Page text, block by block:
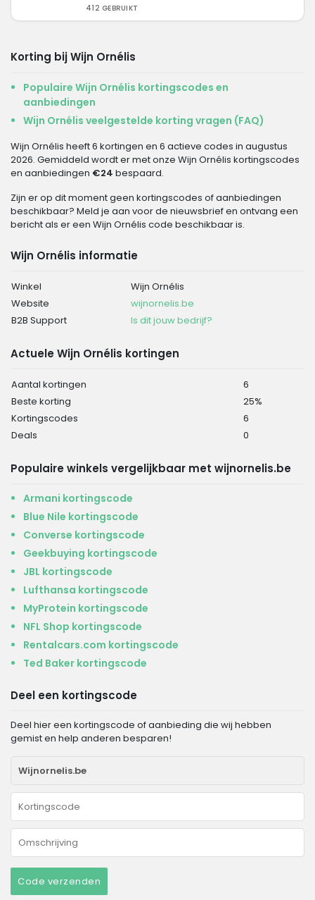
412 GEBRUIKT
Korting bij Wijn Ornélis
Populaire Wijn Ornélis kortingscodes en
aanbiedingen
Wijn Ornélis veelgestelde korting vragen (FAQ)
Wijn Ornélis heeft 6 kortingen en 6 actieve codes in augustus
2026. Gemiddeld wordt er met onze Wijn Ornélis kortingscodes
en aanbiedingen €24 bespaard.
Zijn er op dit moment geen kortingscodes of aanbiedingen
beschikbaar? Meld je aan voor de nieuwsbrief en ontvang een
bericht als er een Wijn Ornélis code beschikbaar is.
Wijn Ornélis informatie
Winkel
Wijn Ornélis
Website
wijnornelis.be
B2B Support
Is dit jouw bedrijf?
Actuele Wijn Ornélis kortingen
Aantal kortingen
6
Beste korting
25%
Kortingscodes
6
Deals
0
Populaire winkels vergelijkbaar met wijnornelis.be
Armani kortingscode
Blue Nile kortingscode
Converse kortingscode
Geekbuying kortingscode
JBL kortingscode
Lufthansa kortingscode
MyProtein kortingscode
NFL Shop kortingscode
Rentalcars.com kortingscode
Ted Baker kortingscode
Deel een kortingscode
Deel hier een kortingscode of aanbieding die wij hebben
gemist en help anderen besparen!
Code verzenden